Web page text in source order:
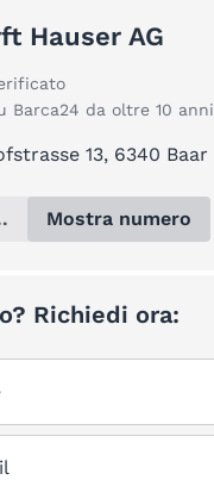
Hauser AG
Barca24 da oltre 10 anni
13, 6340 Baar
Mostra numero
Richiedi ora: